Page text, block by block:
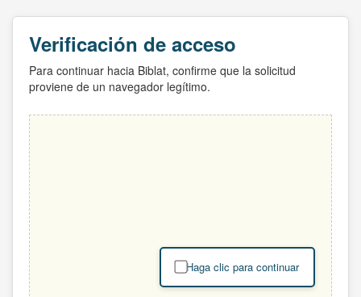
Verificación de acceso
Para continuar hacia Biblat, confirme que la solicitud
proviene de un navegador legítimo.
Haga clic para continuar